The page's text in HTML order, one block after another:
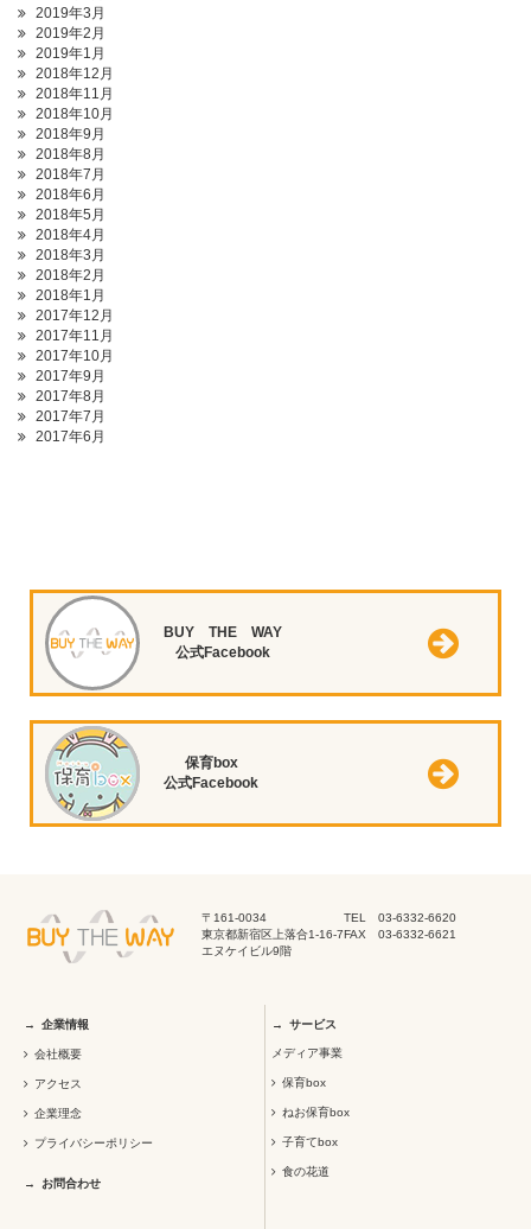
2019年3月
2019年2月
2019年1月
2018年12月
2018年11月
2018年10月
2018年9月
2018年8月
2018年7月
2018年6月
2018年5月
2018年4月
2018年3月
2018年2月
2018年1月
2017年12月
2017年11月
2017年10月
2017年9月
2017年8月
2017年7月
2017年6月
BUY THE WAY
公式Facebook
保育box
公式Facebook
〒161-0034
東京都新宿区上落合1-16-7
エヌケイビル9階
TEL 03-6332-6620
FAX 03-6332-6621
企業情報
会社概要
アクセス
企業理念
プライバシーポリシー
お問合わせ
サービス
メディア事業
保育box
ねお保育box
子育てbox
食の花道